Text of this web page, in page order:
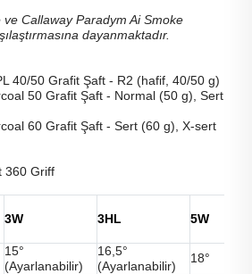
Callaway Paradym Ai Smoke
dayanmaktadır.
40/50 Grafit Şaft - R2 (hafif, 40/50 g)
50 Grafit Şaft - Normal (50 g), Sert
60 Grafit Şaft - Sert (60 g), X-sert
360 Griff
3W 3HL 5W
15°
(Ayarlanabilir)
16,5°
(Ayarlanabilir)
18°